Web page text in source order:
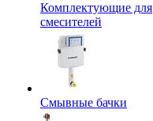
Комплектующие для
смесителей
Смывные бачки